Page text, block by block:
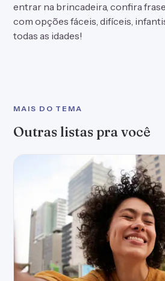
entrar na brincadeira, confira
com opções fáceis, difíceis,
todas as idades!
MAIS DO TEMA
Outras listas pra você